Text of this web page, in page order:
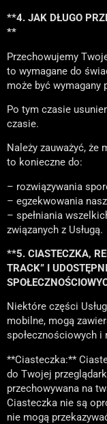
**4. JAK DŁUGO
**
Przechowujemy
to wymagane do
może być wymagany
Po tym czasie
czasie.
Należy zauważyć, że
to konieczne do:
– rozwiązywania
– egzekwowania
– spełniania
związanych z Usługą.
**5. CIASTECZKA,
TRACK” I
Niektóre części
mobilne, mogą
społecznościowych i
**Ciasteczka:**
do Twojej
przechowywana na
Ciasteczka nie są
nie mogą